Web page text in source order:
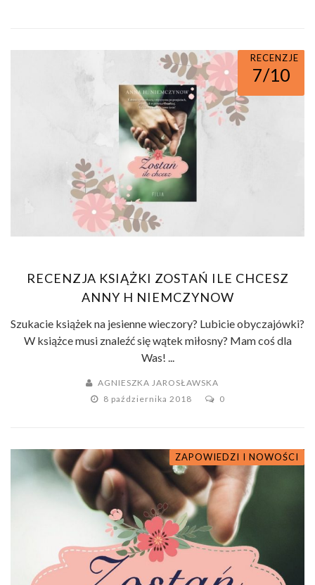
RECENZJE
7/10
RECENZJA KSIĄŻKI ZOSTAŃ ILE CHCESZ
ANNY H NIEMCZYNOW
Szukacie książek na jesienne wieczory? Lubicie obyczajówki?
W książce musi znaleźć się wątek miłosny? Mam coś dla
Was! ...
AGNIESZKA JAROSŁAWSKA
8 października 2018
0
ZAPOWIEDZI I NOWOŚCI